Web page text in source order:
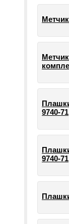
9740-71
9740-71